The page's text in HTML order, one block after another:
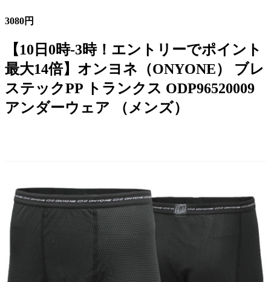
3080円
【10日0時-3時！エントリーでポイント
最大14倍】オンヨネ（ONYONE） ブレ
ステックPP トランクス ODP96520009
アンダーウェア （メンズ）